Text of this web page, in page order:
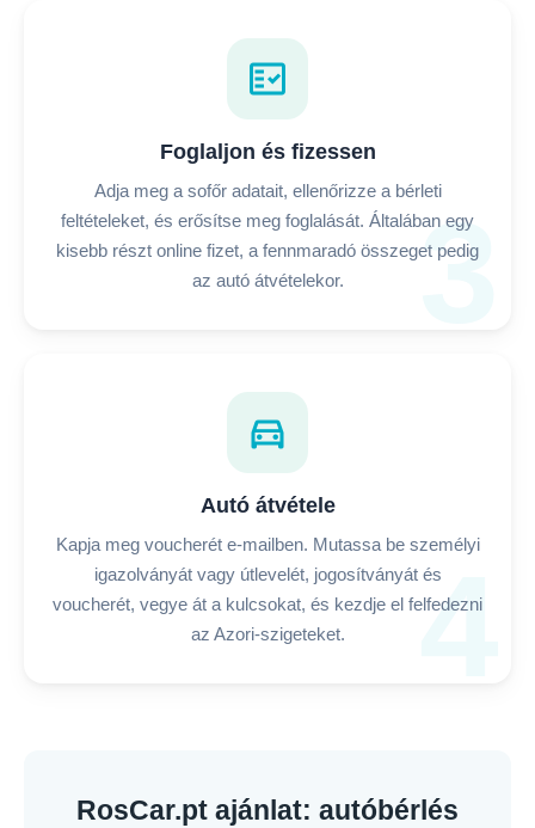
3
fact_check
Foglaljon és fizessen
Adja meg a sofőr adatait, ellenőrizze a bérleti
feltételeket, és erősítse meg foglalását. Általában egy
kisebb részt online fizet, a fennmaradó összeget pedig
az autó átvételekor.
4
directions_car
Autó átvétele
Kapja meg voucherét e-mailben. Mutassa be személyi
igazolványát vagy útlevelét, jogosítványát és
voucherét, vegye át a kulcsokat, és kezdje el felfedezni
az Azori-szigeteket.
RosCar.pt ajánlat: autóbérlés